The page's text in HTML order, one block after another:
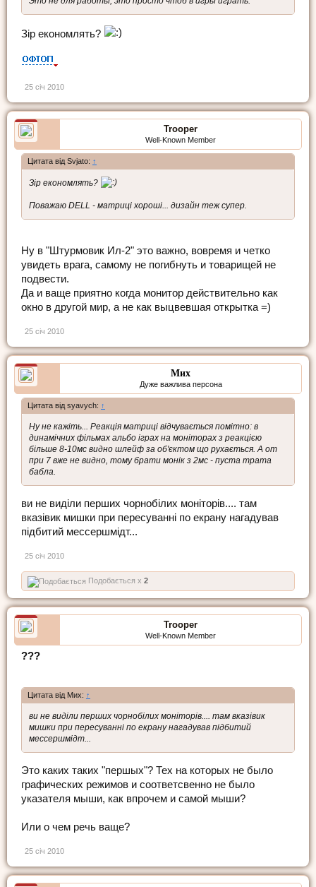
Зір економлять?
25 січ 2010
Trooper
Well-Known Member
Цитата від Svjato: ↑
Зір економлять?
Поважаю DELL - матриці хороші... дизайн теж супер.
Ну в "Штурмовик Ил-2" это важно, вовремя и четко
увидеть врага, самому не погибнуть и товарищей не
подвести.
Да и ваще приятно когда монитор действительно как
окно в другой мир, а не как выцвевшая открытка =)
25 січ 2010
Мих
Дуже важлива персона
Цитата від syavych: ↑
Ну не кажіть... Реакція матриці відчувається помітно: в
динамічних фільмах альбо іграх на моніторах з реакцією
більше 8-10мс видно шлейф за об'єктом що рухається. А от
при 7 вже не видно, тому брати монік з 2мс - пуста трата
бабла.
ви не виділи перших чорнобілих моніторів.... там
вказівик мишки при пересуванні по екрану нагадував
підбитий мессершмідт...
25 січ 2010
Подобається x 2
Trooper
Well-Known Member
???
Цитата від Мих: ↑
ви не виділи перших чорнобілих моніторів.... там вказівик
мишки при пересуванні по екрану нагадував підбитий
мессершмідт...
Это каких таких "першых"? Тех на которых не было
графических режимов и соответсвенно не было
указателя мыши, как впрочем и самой мыши?
Или о чем речь ваще?
25 січ 2010